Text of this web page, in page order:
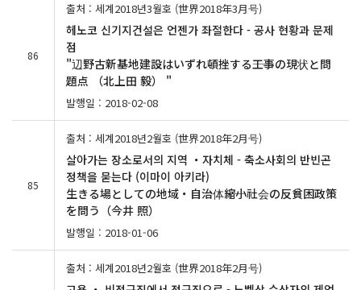
86
출처 : 세계2018년3월호 (世界2018年3月号)
헤노코 신기지건설은 언젠가 좌절한다 - 공사 현황과 문제
점
"辺野古新基地建設はいずれ頓挫する――工事の現状と問
題点 （北上田 毅） "
발행일 : 2018-02-08
85
출처 : 세계2018년2월호 (世界2018年2月号)
살아가는 장소로서의 지역 ・자치체 - 축소사회의 반빈곤
정책을 묻는다 (이마이 아키라)
生きる場としての地域・自治体――縮小社会の反貧困政策
を問う（今井 照）
발행일 : 2018-01-06
출처 : 세계2018년2월호 (世界2018年2月号)